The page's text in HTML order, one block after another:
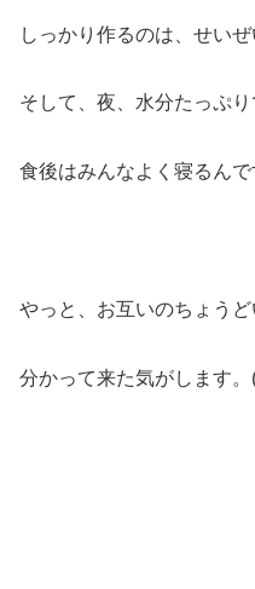
しっかり作るのは、せい
そして、夜、水分たっぷり
食後はみんなよく寝るん
やっと、お互いのちょうど
分かって来た気がします